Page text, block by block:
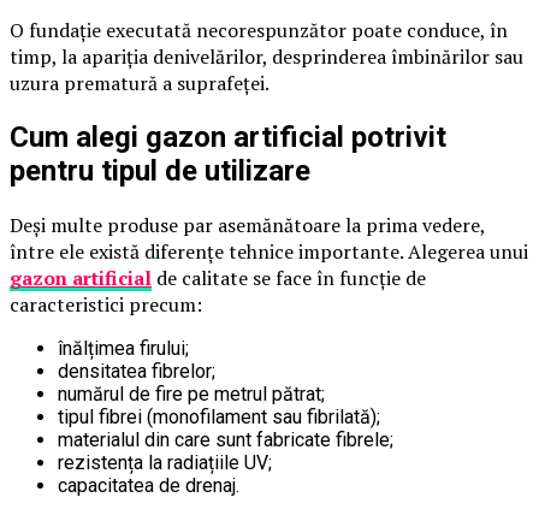
O fundație executată necorespunzător poate conduce, în
timp, la apariția denivelărilor, desprinderea îmbinărilor sau
uzura prematură a suprafeței.
Cum alegi gazon artificial potrivit
pentru tipul de utilizare
Deși multe produse par asemănătoare la prima vedere,
între ele există diferențe tehnice importante. Alegerea unui
gazon artificial de calitate se face în funcție de
caracteristici precum:
înălțimea firului;
densitatea fibrelor;
numărul de fire pe metrul pătrat;
tipul fibrei (monofilament sau fibrilată);
materialul din care sunt fabricate fibrele;
rezistența la radiațiile UV;
capacitatea de drenaj.